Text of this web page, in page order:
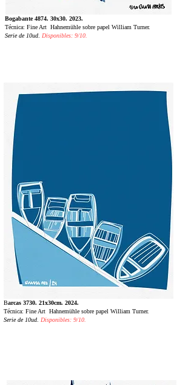
Bogabante 4874. 30x30. 2023.
Técnica: Fine Art Hahnemühle sobre papel William Turner.
Serie de 10ud
Disponibles: 9/10.
Barcas 3730. 21x30cm. 2024.
Técnica: Fine Art Hahnemühle sobre papel William Turner.
Serie de 10ud
Disponibles: 9/10.